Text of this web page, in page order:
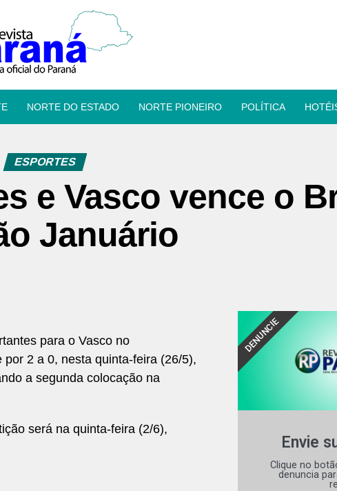
NORTE DO ESTADO NORTE PIONEIRO POLÍTICA
ESPORTES
e Vasco vence o
Januário
para o Vasco no
2 a 0, nesta quinta-feira (26/5),
a segunda colocação na
será na quinta-feira (2/6),
Envie
Clique no
denuncia
DENUNCIE